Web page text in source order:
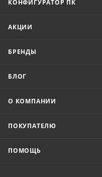
КОНФИГУРАТОР ПК
АКЦИИ
БРЕНДЫ
БЛОГ
О КОМПАНИИ
ПОКУПАТЕЛЮ
ПОМОЩЬ